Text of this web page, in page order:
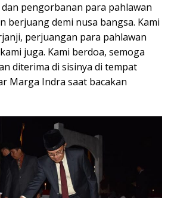
pengorbanan para pahlawan
berjuang demi nusa bangsa. Kami
perjuangan para pahlawan
juga. Kami berdoa, semoga
diterima di sisinya di tempat
Marga Indra saat bacakan